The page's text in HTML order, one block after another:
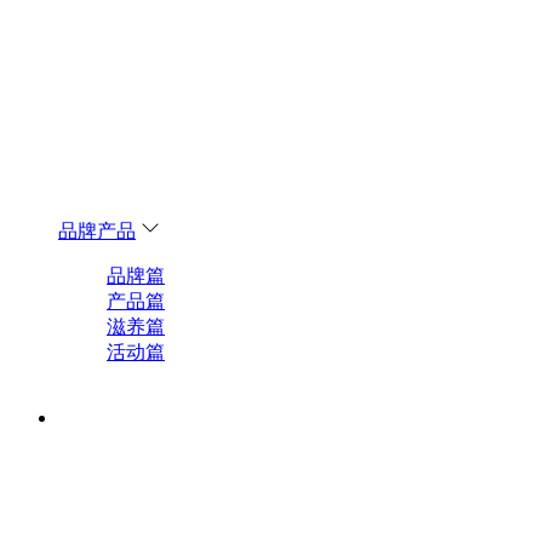
品牌产品
品牌篇
产品篇
滋养篇
活动篇